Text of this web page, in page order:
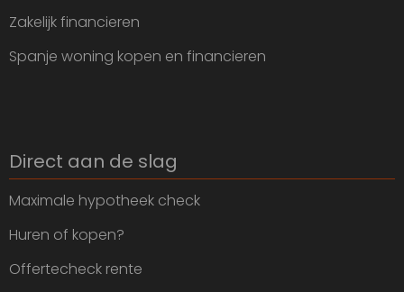
Zakelijk financieren
Spanje woning kopen en financieren
Direct aan de slag
Maximale hypotheek check
Huren of kopen?
Offertecheck rente